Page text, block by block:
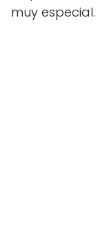
muy especial.